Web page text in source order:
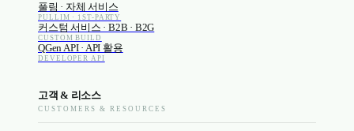
풀림 · 자체 서비스
PULLIM · 1ST-PARTY
커스텀 서비스 · B2B · B2G
CUSTOM BUILD
QGen API · API 활용
DEVELOPER API
고객 & 리소스
CUSTOMERS & RESOURCES